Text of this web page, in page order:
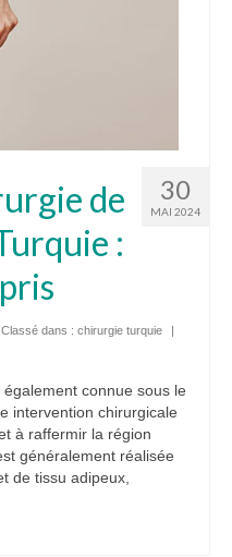
30
MAI 2024
de
:
Classé dans : chirurgie turquie
|
connue sous le
intervention chirurgicale
à raffermir la région
généralement réalisée
de tissu adipeux,